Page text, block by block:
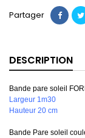
Partager
DESCRIPTION
Bande pare soleil
Largeur 1m30
Hauteur 20 cm
Bande Pare soleil